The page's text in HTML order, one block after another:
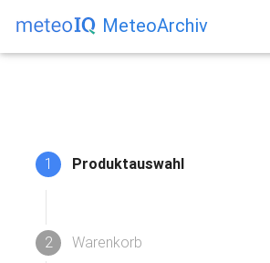
MeteoArchiv
1 Produktauswahl
2 Warenkorb